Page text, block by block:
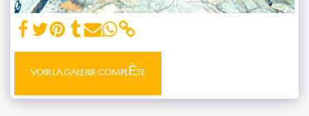
VOIR LA GALERIE COMPLÈTE